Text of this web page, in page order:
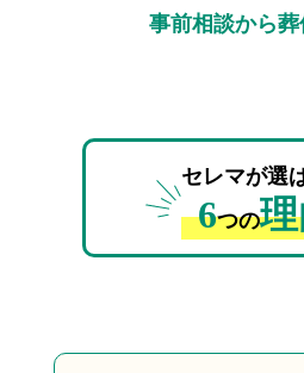
事前相談から葬
セレマが選
6つの